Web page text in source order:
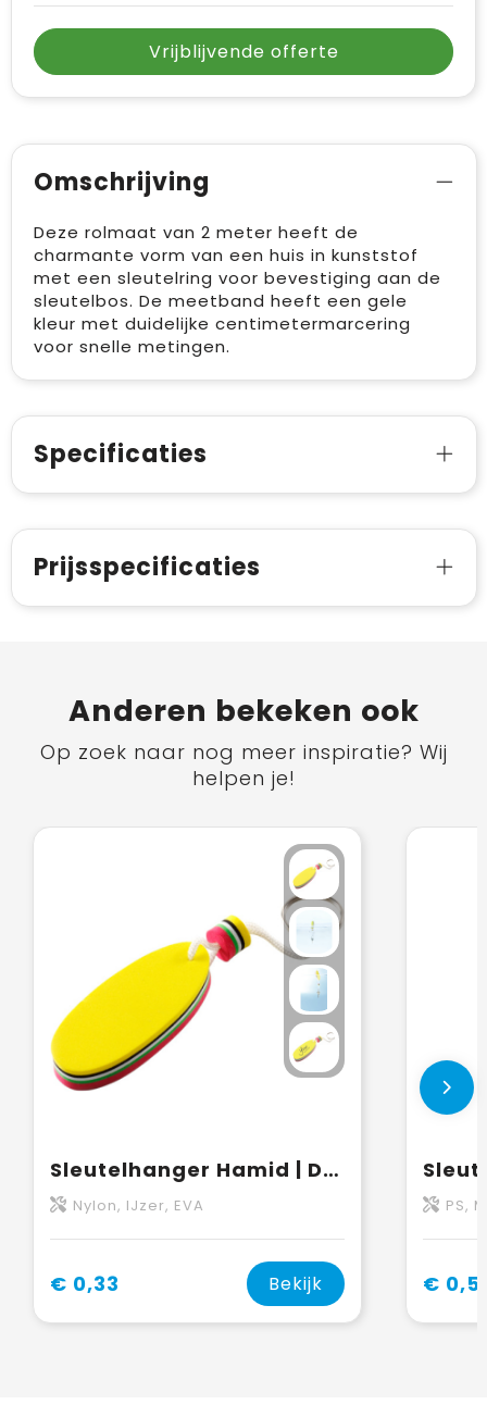
Vrijblijvende offerte
Omschrijving
Deze rolmaat van 2 meter heeft de
charmante vorm van een huis in kunststof
met een sleutelring voor bevestiging aan de
sleutelbos. De meetband heeft een gele
kleur met duidelijke centimetermarcering
voor snelle metingen.
Specificaties
Prijsspecificaties
Anderen bekeken ook
Op zoek naar nog meer inspiratie? Wij
helpen je!
Sleutelhanger Hamid | Drijvend
Nylon, IJzer, EVA
€ 0,33 Bekijk
PS,
€